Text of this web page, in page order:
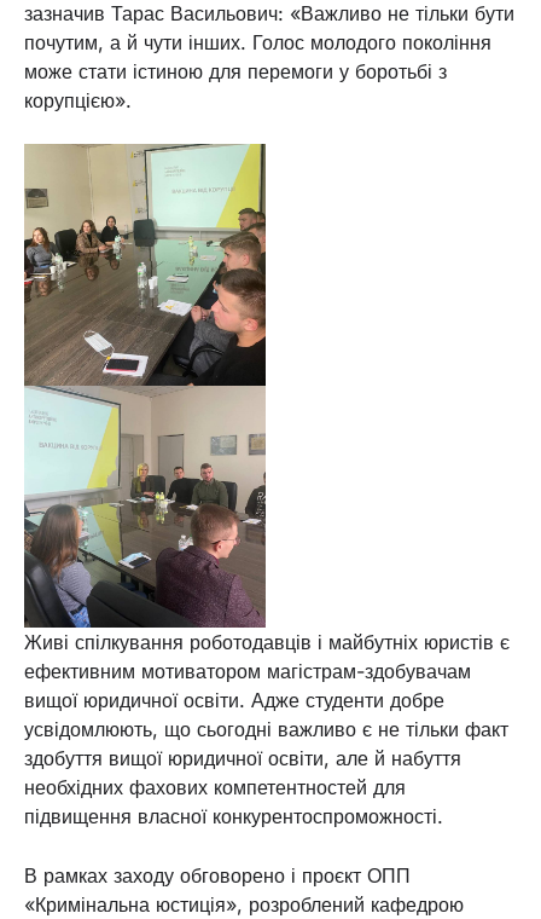
зазначив Тарас Васильович: «Важливо не тільки бути
почутим, а й чути інших. Голос молодого покоління
може стати істиною для перемоги у боротьбі з
корупцією».
Живі спілкування роботодавців і майбутніх юристів є
ефективним мотиватором магістрам-здобувачам
вищої юридичної освіти. Адже студенти добре
усвідомлюють, що сьогодні важливо є не тільки факт
здобуття вищої юридичної освіти, але й набуття
необхідних фахових компетентностей для
підвищення власної конкурентоспроможності.
В рамках заходу обговорено і проєкт ОПП
«Кримінальна юстиція», розроблений кафедрою